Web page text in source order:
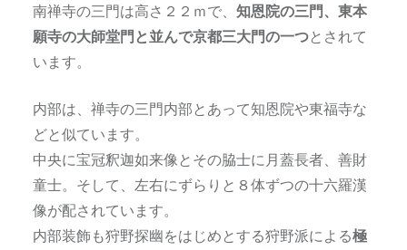
南禅寺の三門は高さ２２ｍで、 知恩院の三門、東本
願寺の大師堂門と並んで京都三大門の一つとされて
います。
内部は、禅寺の三門内部とあって知恩院や東福寺な
どと似ています。
中央に宝冠釈迦如来像とその脇士に月蓋長者、善財
童士。そして、左右にずらりと８体ずつの十六羅漢
像が配されています。
内部装飾も狩野探幽をはじめとする狩野派による極